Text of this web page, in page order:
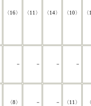
〈16〉 〈11〉 〈14〉 〈10〉
－ － － －
〈8〉 － － 〈11〉